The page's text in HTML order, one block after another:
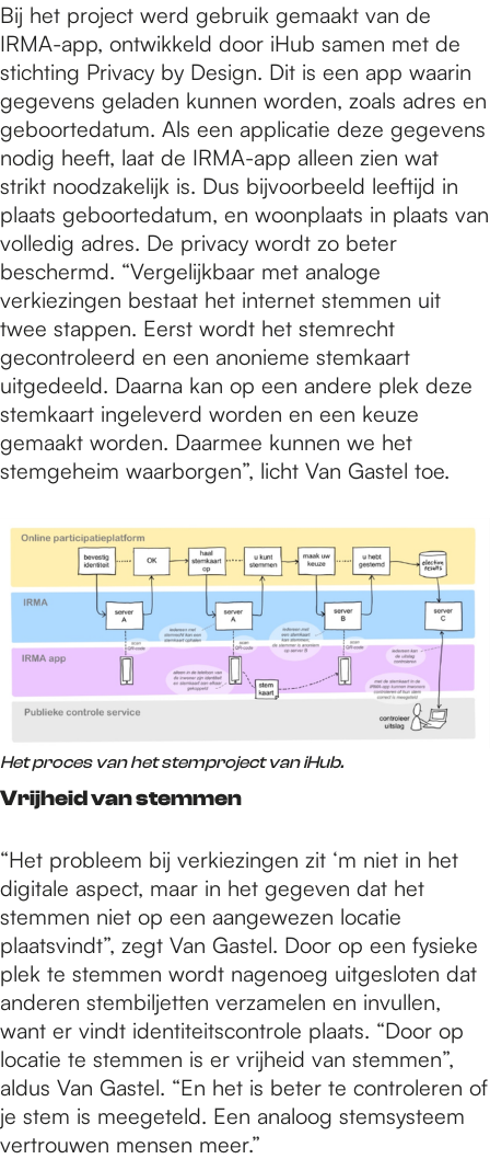
Bij het project werd gebruik gemaakt van de
IRMA-app, ontwikkeld door iHub samen met de
stichting Privacy by Design. Dit is een app waarin
gegevens geladen kunnen worden, zoals adres en
geboortedatum. Als een applicatie deze gegevens
nodig heeft, laat de IRMA-app alleen zien wat
strikt noodzakelijk is. Dus bijvoorbeeld leeftijd in
plaats geboortedatum, en woonplaats in plaats van
volledig adres. De privacy wordt zo beter
beschermd. “Vergelijkbaar met analoge
verkiezingen bestaat het internet stemmen uit
twee stappen. Eerst wordt het stemrecht
gecontroleerd en een anonieme stemkaart
uitgedeeld. Daarna kan op een andere plek deze
stemkaart ingeleverd worden en een keuze
gemaakt worden. Daarmee kunnen we het
stemgeheim waarborgen”, licht Van Gastel toe.
Het proces van het stemproject van iHub.
Vrijheid van stemmen
“Het probleem bij verkiezingen zit ‘m niet in het
digitale aspect, maar in het gegeven dat het
stemmen niet op een aangewezen locatie
plaatsvindt”, zegt Van Gastel. Door op een fysieke
plek te stemmen wordt nagenoeg uitgesloten dat
anderen stembiljetten verzamelen en invullen,
want er vindt identiteitscontrole plaats. “Door op
locatie te stemmen is er vrijheid van stemmen”,
aldus Van Gastel. “En het is beter te controleren of
je stem is meegeteld. Een analoog stemsysteem
vertrouwen mensen meer.”